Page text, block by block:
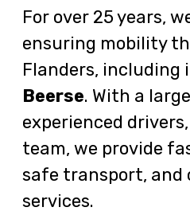
For over 25 years,
ensuring mobility
Flanders, including
Beerse. With a
experienced
team, we provide
safe transport, and
services.